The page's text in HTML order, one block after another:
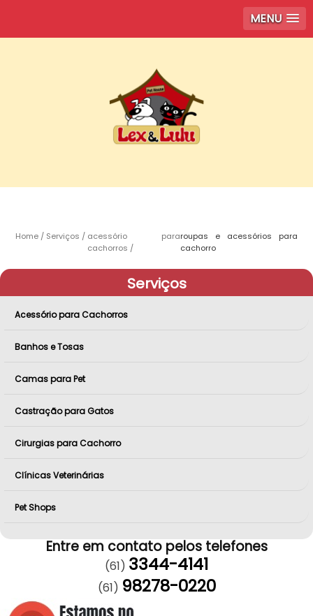
MENU
Home Serviços
acessório para
cachorros
roupas e acessórios para
cachorro
Serviços
Acessório para Cachorros
Banhos e Tosas
Camas para Pet
Castração para Gatos
Cirurgias para Cachorro
Clínicas Veterinárias
Pet Shops
Entre em contato pelos telefones
(61) 3344-4141
(61) 98278-0220